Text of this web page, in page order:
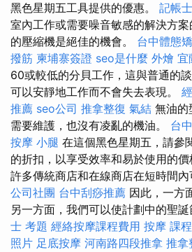
黑色星期五工具提供的優惠。 記帳
室內工作或需要噪音敏感的解決方
的壓縮機是絕佳的機會。 台中體態
撥筋 柬埔寨簽證 seo是什麼 外燴 宜
60或較低的分貝工作，這與普通的
可以安靜地工作而不會失去表現。
推薦 seo公司 推拿整復 氣結 無油的
需要維護，也沒有凌亂的機油。 台
按摩 小腿 在這個黑色星期五，請參
的折扣，以享受效率和易於使用的價
許多傳統商店和在線商店在短時間內
公司社團 台中刮痧推薦 因此，一方
另一方面，我們可以使計劃中的聖誕
士 考題 經絡按摩課程費用 按摩 課程
照片 足底按摩 河南路四段推拿 推拿